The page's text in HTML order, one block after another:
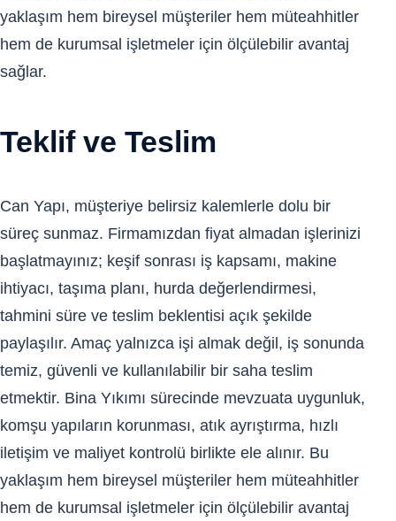
yaklaşım hem bireysel müşteriler hem müteahhitler
hem de kurumsal işletmeler için ölçülebilir avantaj
sağlar.
Teklif ve Teslim
Can Yapı, müşteriye belirsiz kalemlerle dolu bir
süreç sunmaz. Firmamızdan fiyat almadan işlerinizi
başlatmayınız; keşif sonrası iş kapsamı, makine
ihtiyacı, taşıma planı, hurda değerlendirmesi,
tahmini süre ve teslim beklentisi açık şekilde
paylaşılır. Amaç yalnızca işi almak değil, iş sonunda
temiz, güvenli ve kullanılabilir bir saha teslim
etmektir. Bina Yıkımı sürecinde mevzuata uygunluk,
komşu yapıların korunması, atık ayrıştırma, hızlı
iletişim ve maliyet kontrolü birlikte ele alınır. Bu
yaklaşım hem bireysel müşteriler hem müteahhitler
hem de kurumsal işletmeler için ölçülebilir avantaj